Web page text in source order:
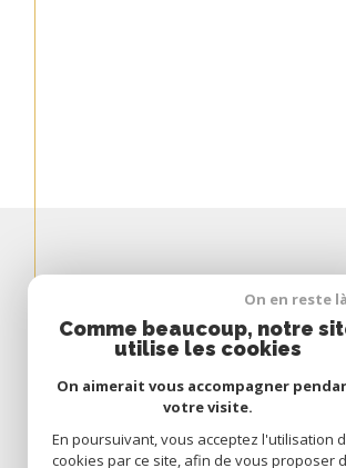
Espace
PROPRIÉTAIRE
©
On en reste là
Comme beaucoup, notre
utilise les cookies
On aimerait vous accompagner
votre visite.
En poursuivant, vous acceptez l'utilisation
cookies par ce site, afin de vous proposer